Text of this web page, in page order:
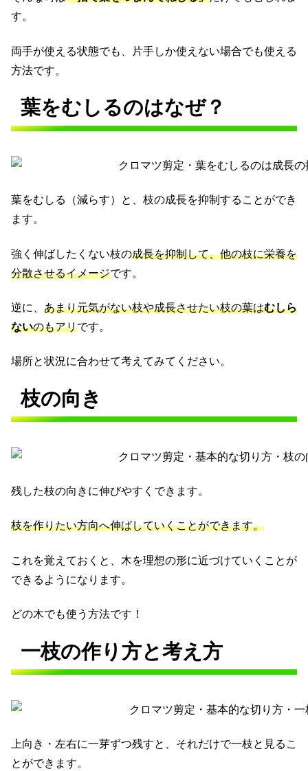
す。
両手が使える状態でも、片手しか使えない場合でも使える
方法です。
葉をむしるのはなぜ？
葉をむしる（減らす）と、枝の成長を抑制することができ
ます。
強く伸ばしたくない枝の成長を抑制して、他の枝に栄養を
分散させるイメージです。
逆に、 あまり元気がない枝や成長させたい枝の葉はむしら
ないのもアリです。
場所と状況に合わせて考えてみてください。
枝の向き
残した枝の向きに伸びやすくできます。
枝を作りたい方向へ伸ばしていくことができます。
これを覚えておくと、木を理想の形に近づけていくことが
できるようになります。
どの木でも使う方法です！
一枝の作り方と考え方
上向き・左右に一芽ずつ残すと、それだけで一枝と見るこ
とができます。